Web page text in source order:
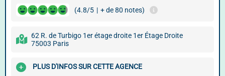
(4.8/5 | + de 80 notes)
62 R. de Turbigo 1er étage droite 1er Étage Droite
75003 Paris
PLUS D'INFOS SUR CETTE AGENCE